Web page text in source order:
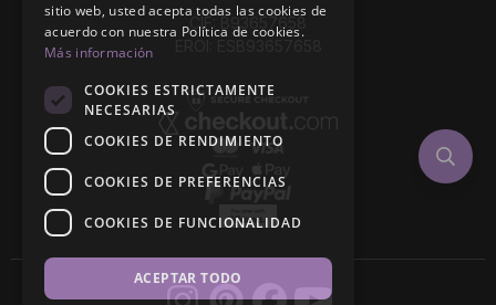
CIF: B93657658
sitio web, usted acepta todas las cookies de
acuerdo con nuestra Política de cookies.
Más información
COOKIES ESTRICTAMENTE
NECESARIAS
COOKIES DE RENDIMIENTO
COOKIES DE PREFERENCIAS
COOKIES DE FUNCIONALIDAD
ACEPTAR TODO